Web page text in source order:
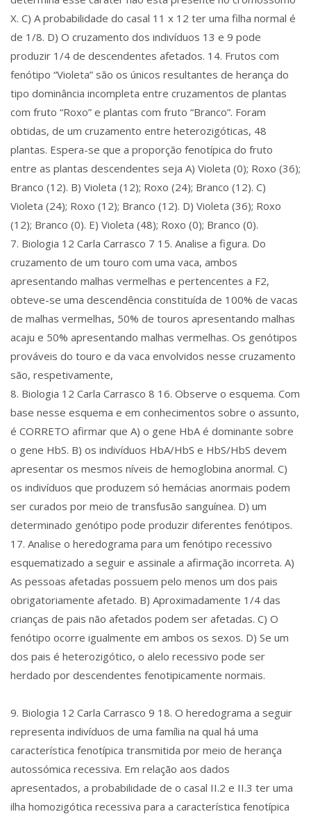
X. C) A probabilidade do casal 11 x 12 ter uma filha normal é
de 1/8. D) O cruzamento dos indivíduos 13 e 9 pode
produzir 1/4 de descendentes afetados. 14. Frutos com
fenótipo “Violeta” são os únicos resultantes de herança do
tipo dominância incompleta entre cruzamentos de plantas
com fruto “Roxo” e plantas com fruto “Branco”. Foram
obtidas, de um cruzamento entre heterozigóticas, 48
plantas. Espera-se que a proporção fenotípica do fruto
entre as plantas descendentes seja A) Violeta (0); Roxo (36);
Branco (12). B) Violeta (12); Roxo (24); Branco (12). C)
Violeta (24); Roxo (12); Branco (12). D) Violeta (36); Roxo
(12); Branco (0). E) Violeta (48); Roxo (0); Branco (0).
7. Biologia 12 Carla Carrasco 7 15. Analise a figura. Do
cruzamento de um touro com uma vaca, ambos
apresentando malhas vermelhas e pertencentes a F2,
obteve-se uma descendência constituída de 100% de vacas
de malhas vermelhas, 50% de touros apresentando malhas
acaju e 50% apresentando malhas vermelhas. Os genótipos
prováveis do touro e da vaca envolvidos nesse cruzamento
são, respetivamente,
8. Biologia 12 Carla Carrasco 8 16. Observe o esquema. Com
base nesse esquema e em conhecimentos sobre o assunto,
é CORRETO afirmar que A) o gene HbA é dominante sobre
o gene HbS. B) os indivíduos HbA/HbS e HbS/HbS devem
apresentar os mesmos níveis de hemoglobina anormal. C)
os indivíduos que produzem só hemácias anormais podem
ser curados por meio de transfusão sanguínea. D) um
determinado genótipo pode produzir diferentes fenótipos.
17. Analise o heredograma para um fenótipo recessivo
esquematizado a seguir e assinale a afirmação incorreta. A)
As pessoas afetadas possuem pelo menos um dos pais
obrigatoriamente afetado. B) Aproximadamente 1/4 das
crianças de pais não afetados podem ser afetadas. C) O
fenótipo ocorre igualmente em ambos os sexos. D) Se um
dos pais é heterozigótico, o alelo recessivo pode ser
herdado por descendentes fenotipicamente normais.
9. Biologia 12 Carla Carrasco 9 18. O heredograma a seguir
representa indivíduos de uma família na qual há uma
característica fenotípica transmitida por meio de herança
autossómica recessiva. Em relação aos dados
apresentados, a probabilidade de o casal II.2 e II.3 ter uma
ilha homozigótica recessiva para a característica fenotípica